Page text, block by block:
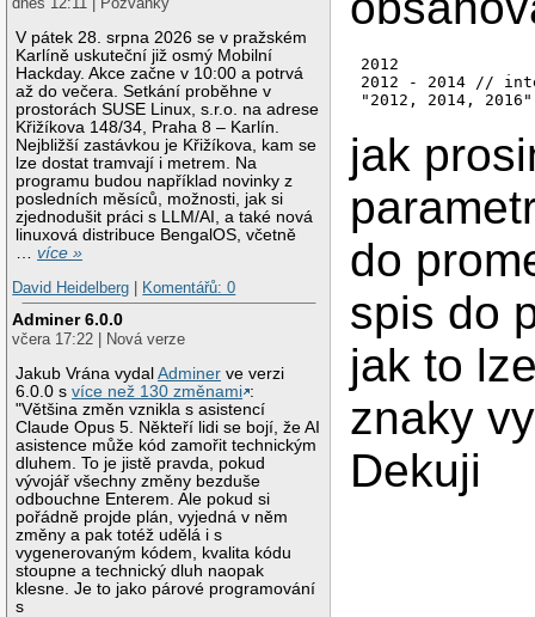
V pátek 28. srpna 2026 se v pražském
Karlíně uskuteční již osmý Mobilní
Hackday. Akce začne v 10:00 a potrvá
až do večera. Setkání proběhne v
prostorách SUSE Linux, s.r.o. na adrese
Křižíkova 148/34, Praha 8 – Karlín.
Nejbližší zastávkou je Křižíkova, kam se
lze dostat tramvají i metrem. Na
programu budou například novinky z
posledních měsíců, možnosti, jak si
zjednodušit práci s LLM/AI, a také nová
linuxová distribuce BengalOS, včetně
…více »
David Heidelberg
Komentářů: 0
Adminer 6.0.0
včera 17:22 | Nová verze
Jakub Vrána vydalAdminer ve verzi
6.0.0 svíce než 130 změnami :
"Většina změn vznikla s asistencí
Claude Opus 5. Někteří lidi se bojí, že AI
asistence může kód zamořit technickým
dluhem. To je jistě pravda, pokud
vývojář všechny změny bezduše
odbouchne Enterem. Ale pokud si
pořádně projde plán, vyjedná v něm
změny a pak totéž udělá i s
vygenerovaným kódem, kvalita kódu
stoupne a technický dluh naopak
klesne. Je to jako párové programování
s
2012
2012 - 2014 //
"2012, 2014, 2016"
jak
do
spis do
jak to
znaky
Dekuji